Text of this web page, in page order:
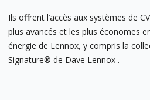
Ils offrent l’accès aux systèmes de
plus avancés et les plus économes
énergie de Lennox, y compris la
Signature® de Dave Lennox .